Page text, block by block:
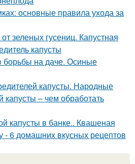
основные правила ухода за
зеленых гусениц. Капустная
капусты
борьбы на даче. Осиные
капусты. Народные
капусты – чем обработать
капусты в банке.. Квашеная
- 6 домашних вкусных рецептов